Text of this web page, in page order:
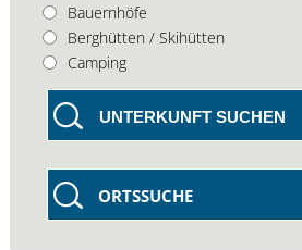
Bauernhöfe
Berghütten / Skihütten
Camping
UNTERKUNFT SUCHEN
ORTSSUCHE